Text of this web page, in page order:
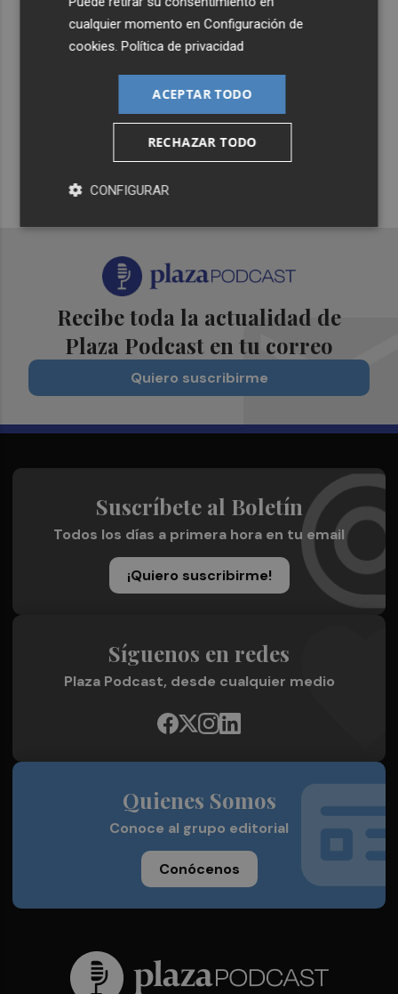
Lo Más Escuchado
Suscríbete al canal de
Whatsapp
Siempre al día de las últimas noticias
¡Quiero suscribirme!
Recibe toda la actualidad de
Plaza Podcast en tu correo
Quiero suscribirme
Suscríbete al Boletín
Todos los días a primera hora en tu email
¡Quiero suscribirme!
Síguenos en redes
Plaza Podcast, desde cualquier medio
Quienes Somos
Conoce al grupo editorial
Conócenos
cualquier momento enConfiguración de
cookies .Política de privacidad
ACEPTAR TODO
RECHAZAR TODO
CONFIGURAR